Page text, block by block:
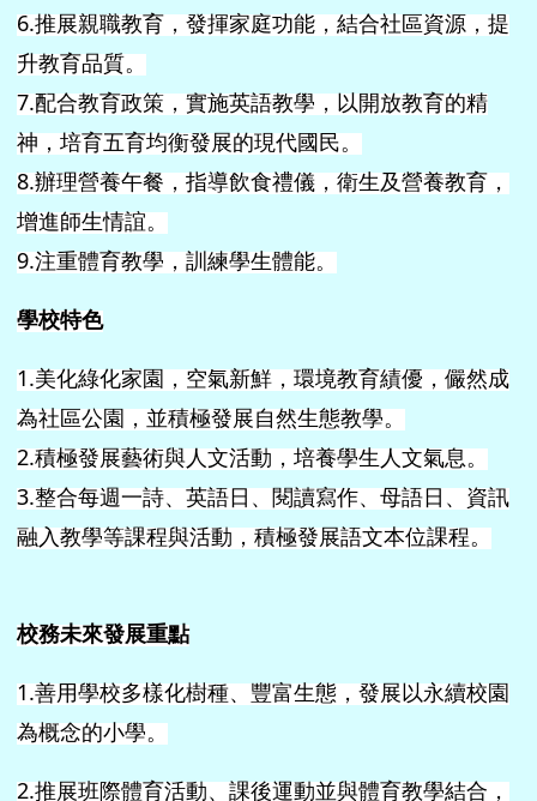
6.推展親職教育，發揮家庭功能，結合社區資源，提
升教育品質。
7.配合教育政策，實施英語教學，以開放教育的精
神，培育五育均衡發展的現代國民。
8.辦理營養午餐，指導飲食禮儀，衛生及營養教育，
增進師生情誼。
9.注重體育教學，訓練學生體能。
學校特色
1.美化綠化家園，空氣新鮮，環境教育績優，儼然成
為社區公園，並積極發展自然生態教學。
2.積極發展藝術與人文活動，培養學生人文氣息。
3.整合每週一詩、英語日、閱讀寫作、母語日、資訊
融入教學等課程與活動，積極發展語文本位課程。
校務未來發展重點
1.善用學校多樣化樹種、豐富生態，發展以永續校園
為概念的小學。
2.推展班際體育活動、課後運動並與體育教學結合，